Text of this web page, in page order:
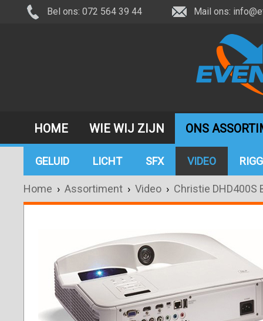
Bel ons: 072 564 39 44 Mail ons:
HOME WIE WIJ ZIJN ONS
GELUID LICHT SFX VIDEO
Home › Assortiment › Video › Christie DHD400S